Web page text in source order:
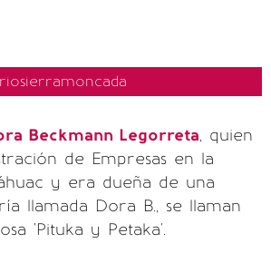
Beckmann Legorreta, quien
de Empresas en la
y era dueña de una
llamada Dora B., se llaman
'Pituka y Petaka'.